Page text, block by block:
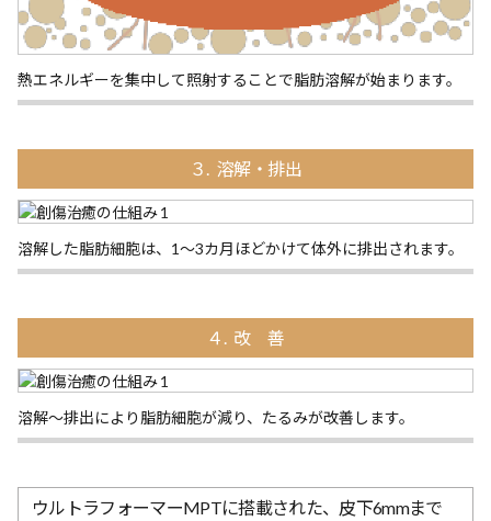
熱エネルギーを集中して照射することで脂肪溶解が始まります。
３. 溶解・排出
溶解した脂肪細胞は、1～3カ月ほどかけて体外に排出されます。
４. 改 善
溶解〜排出により脂肪細胞が減り、たるみが改善します。
ウルトラフォーマーMPTに搭載された、皮下6mmまで